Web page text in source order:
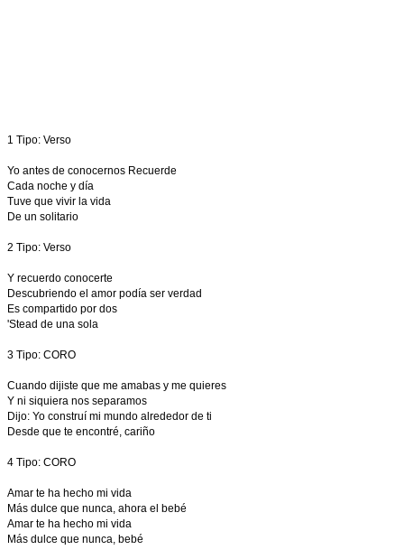
1 Tipo: Verso
Yo antes de conocernos Recuerde
Cada noche y día
Tuve que vivir la vida
De un solitario
2 Tipo: Verso
Y recuerdo conocerte
Descubriendo el amor podía ser verdad
Es compartido por dos
'Stead de una sola
3 Tipo: CORO
Cuando dijiste que me amabas y me quieres
Y ni siquiera nos separamos
Dijo: Yo construí mi mundo alrededor de ti
Desde que te encontré, cariño
4 Tipo: CORO
Amar te ha hecho mi vida
Más dulce que nunca, ahora el bebé
Amar te ha hecho mi vida
Más dulce que nunca, bebé